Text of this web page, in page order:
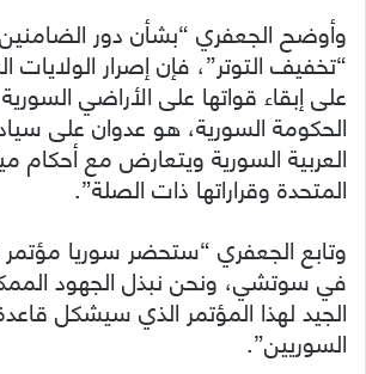
وأوضح الجعفري “بشأن دور
“تخفيف التوتر”، فإن إصرار الولايات
على إبقاء قواتها على الأراضي
الحكومة السورية، هو عدوان على
العربية السورية ويتعارض مع أحكام
المتحدة وقراراتها ذات الصلة”.
وتابع الجعفري “ستحضر سوريا مؤتمر
في سوتشي، ونحن نبذل الجهود
الجيد لهذا المؤتمر الذي سيشكل
السوريين”.